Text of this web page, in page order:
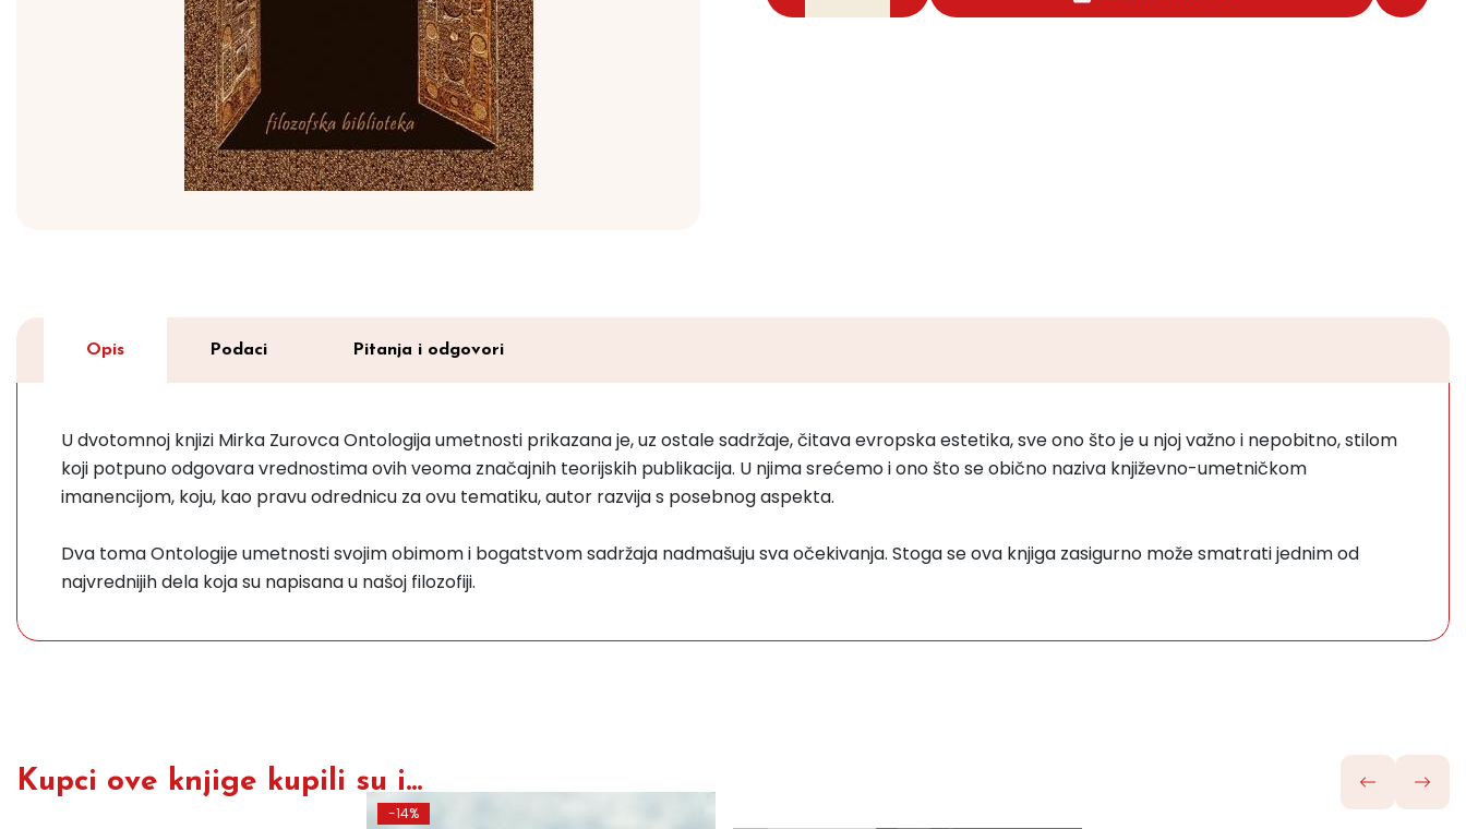
Opis Podaci Pitanja i odgovori
U dvotomnoj knjizi Mirka Zurovca Ontologija umetnosti prikazana je, uz ostale sadržaje, čitava evropska estetika, sve ono što je u njoj važno i nepobitno, stilom
koji potpuno odgovara vrednostima ovih veoma značajnih teorijskih publikacija. U njima srećemo i ono što se obično naziva književno-umetničkom
imanencijom, koju, kao pravu odrednicu za ovu tematiku, autor razvija s posebnog aspekta.
Dva toma Ontologije umetnosti svojim obimom i bogatstvom sadržaja nadmašuju sva očekivanja. Stoga se ova knjiga zasigurno može smatrati jednim od
najvrednijih dela koja su napisana u našoj filozofiji.
Kupci ove knjige kupili su i...
-14%